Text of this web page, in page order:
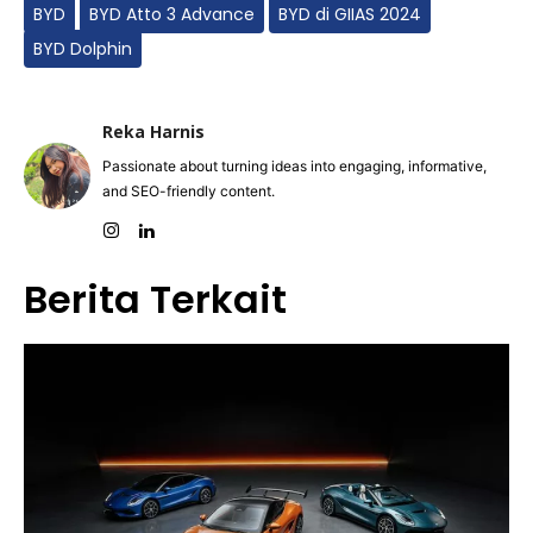
BYD BYD Atto 3 Advance
BYD di GIIAS 2024
BYD Dolphin
Reka Harnis
Passionate about turning ideas into engaging, informative,
and SEO-friendly content.
Berita Terkait